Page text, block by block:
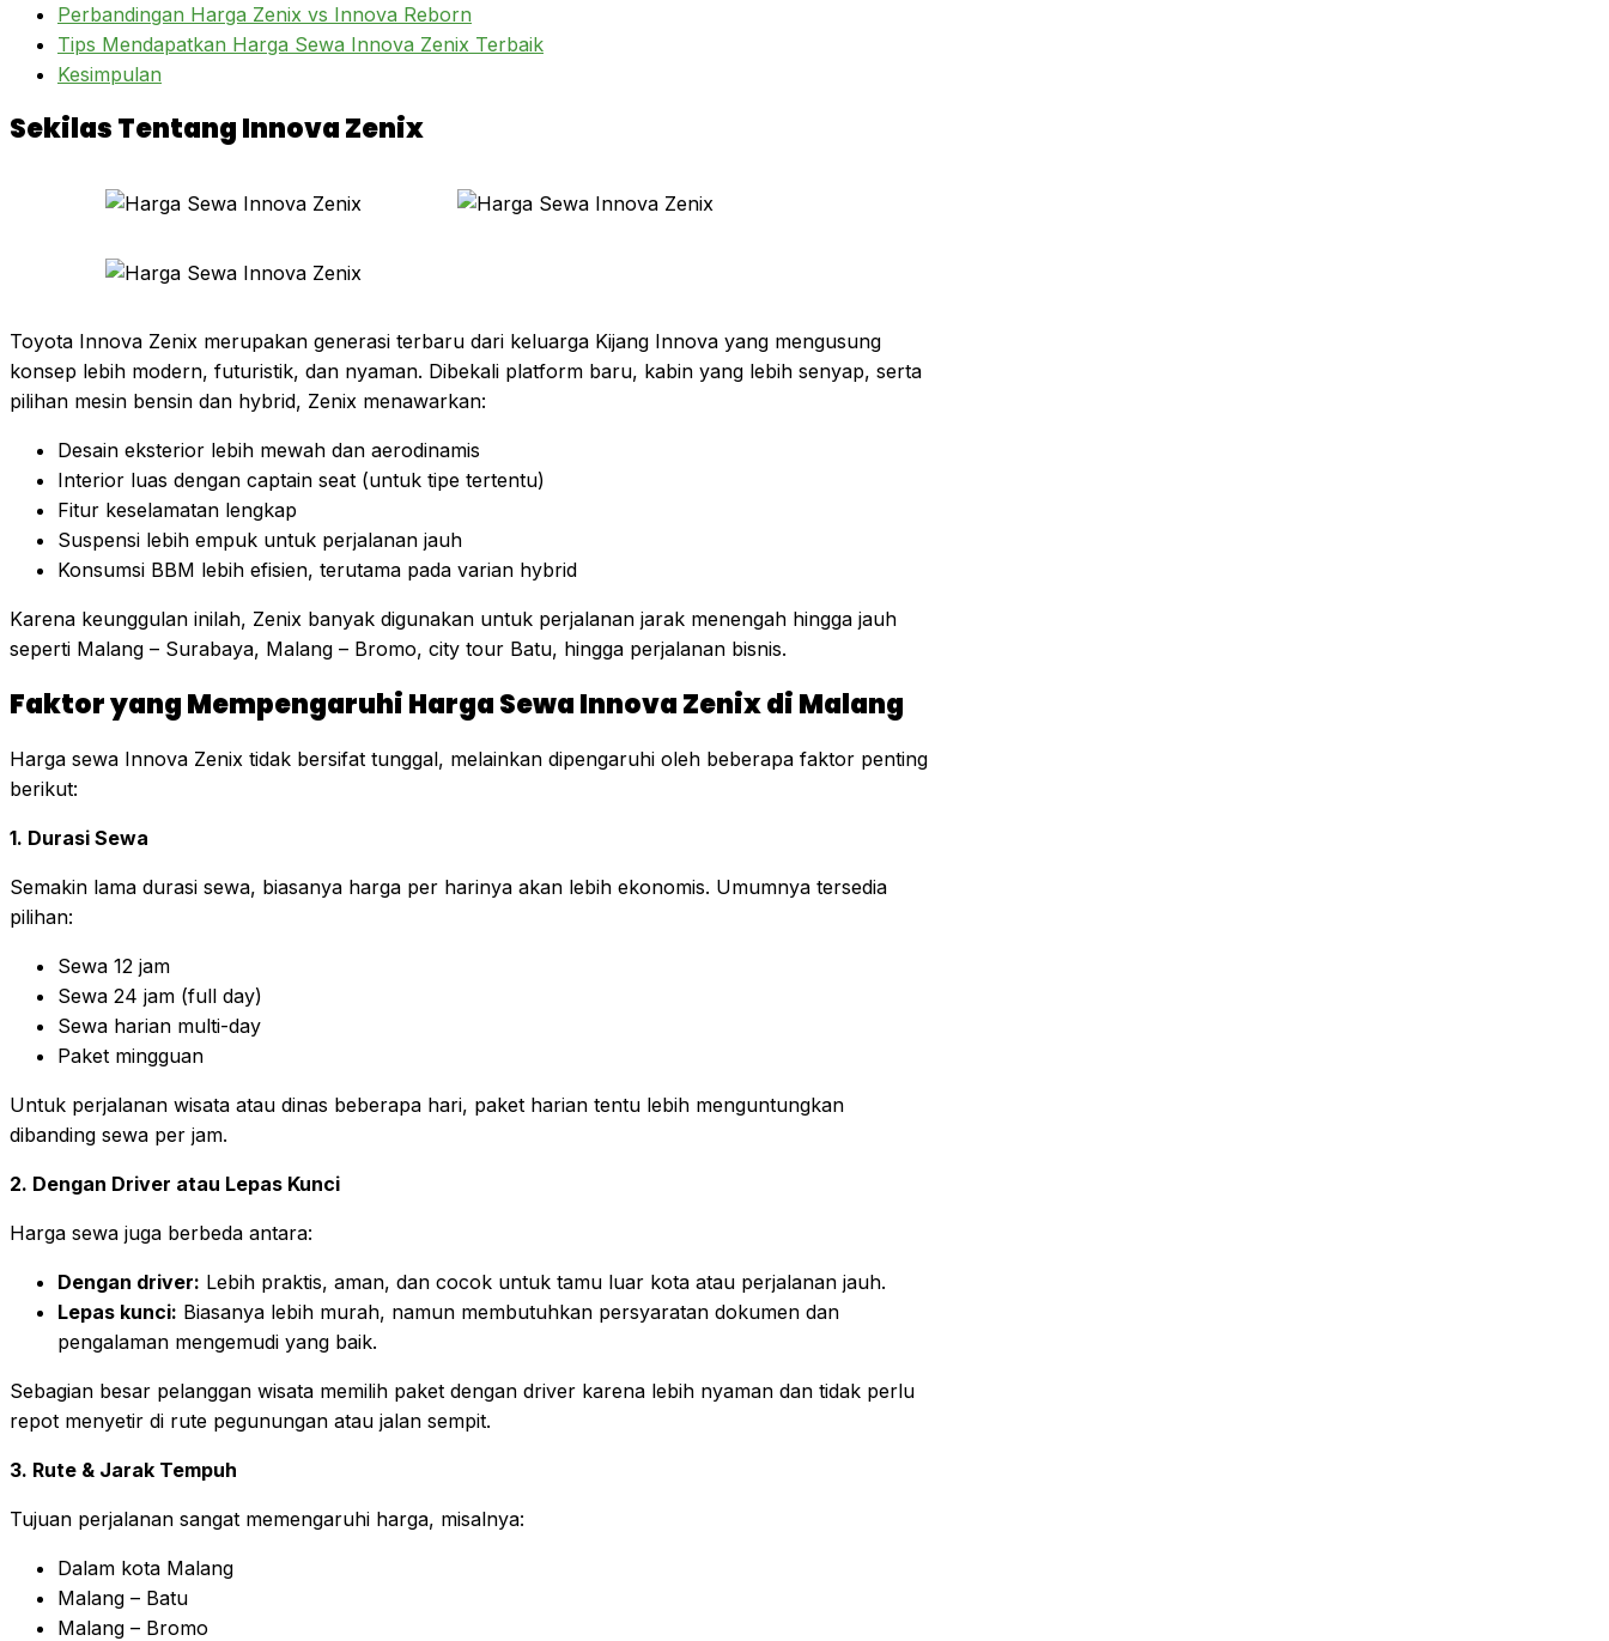
Perbandingan Harga Zenix vs Innova Reborn
Tips Mendapatkan Harga Sewa Innova Zenix Terbaik
Kesimpulan
Sekilas Tentang Innova Zenix
Toyota Innova Zenix merupakan generasi terbaru dari keluarga Kijang Innova yang mengusung
konsep lebih modern, futuristik, dan nyaman. Dibekali platform baru, kabin yang lebih senyap, serta
pilihan mesin bensin dan hybrid, Zenix menawarkan:
Desain eksterior lebih mewah dan aerodinamis
Interior luas dengan captain seat (untuk tipe tertentu)
Fitur keselamatan lengkap
Suspensi lebih empuk untuk perjalanan jauh
Konsumsi BBM lebih efisien, terutama pada varian hybrid
Karena keunggulan inilah, Zenix banyak digunakan untuk perjalanan jarak menengah hingga jauh
seperti Malang – Surabaya, Malang – Bromo, city tour Batu, hingga perjalanan bisnis.
Faktor yang Mempengaruhi Harga Sewa Innova Zenix di Malang
Harga sewa Innova Zenix tidak bersifat tunggal, melainkan dipengaruhi oleh beberapa faktor penting
berikut:
1. Durasi Sewa
Semakin lama durasi sewa, biasanya harga per harinya akan lebih ekonomis. Umumnya tersedia
pilihan:
Sewa 12 jam
Sewa 24 jam (full day)
Sewa harian multi-day
Paket mingguan
Untuk perjalanan wisata atau dinas beberapa hari, paket harian tentu lebih menguntungkan
dibanding sewa per jam.
2. Dengan Driver atau Lepas Kunci
Harga sewa juga berbeda antara:
Dengan driver: Lebih praktis, aman, dan cocok untuk tamu luar kota atau perjalanan jauh.
Lepas kunci: Biasanya lebih murah, namun membutuhkan persyaratan dokumen dan
pengalaman mengemudi yang baik.
Sebagian besar pelanggan wisata memilih paket dengan driver karena lebih nyaman dan tidak perlu
repot menyetir di rute pegunungan atau jalan sempit.
3. Rute & Jarak Tempuh
Tujuan perjalanan sangat memengaruhi harga, misalnya:
Dalam kota Malang
Malang – Batu
Malang – Bromo